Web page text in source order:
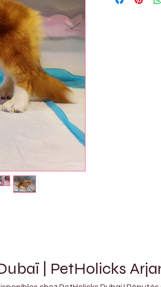
| PetHolicks